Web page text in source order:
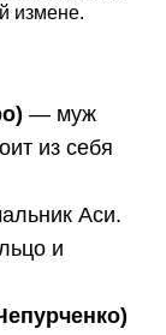
измене.
— муж
из себя
Аси.
и